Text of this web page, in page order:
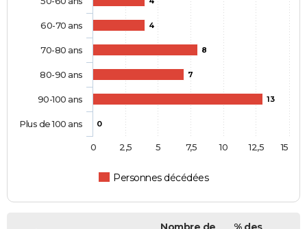
4
8
7
13
0
Personnes décédées
60-70 ans
70-80 ans
80-90 ans
90-100 ans
Plus de 100 ans
0 2,5 5 7,5 10 12,5 15